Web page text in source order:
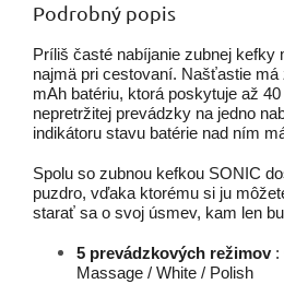
Podrobný popis
Príliš časté nabíjanie zubnej kefky
najmä pri cestovaní. Našťastie má
mAh batériu, ktorá poskytuje až
nepretržitej prevádzky na jedno
indikátoru stavu batérie nad ním
Spolu so zubnou kefkou SONIC
puzdro, vďaka ktorému si ju
starať sa o svoj úsmev, kam len
5 prevádzkových režimov:
Massage / White / Polish